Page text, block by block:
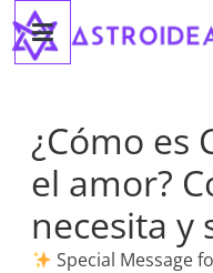
Saltar
contenido
¿Cómo es
el amor?
necesita y
Special Message